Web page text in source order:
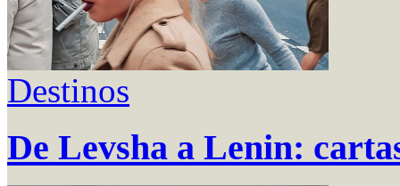
Destinos
De Levsha a Lenin: